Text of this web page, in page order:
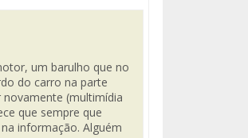
um barulho que no
do carro na parte
(multimídia
que sempre que
informação. Alguém